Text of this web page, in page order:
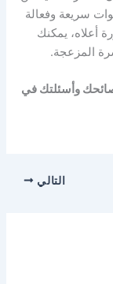
سريعة وفعالة
أعلاه، يمكنك
المزعجة.
وأسئلتك في
التالي